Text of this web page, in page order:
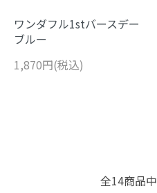
ワンダフル1stバースデー
ブルー
1,870円(税込)
全14商品中